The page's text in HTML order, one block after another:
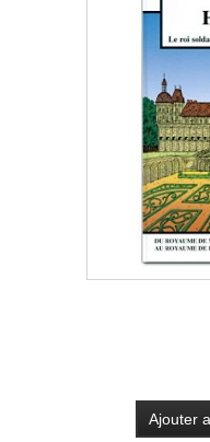
Ajouter